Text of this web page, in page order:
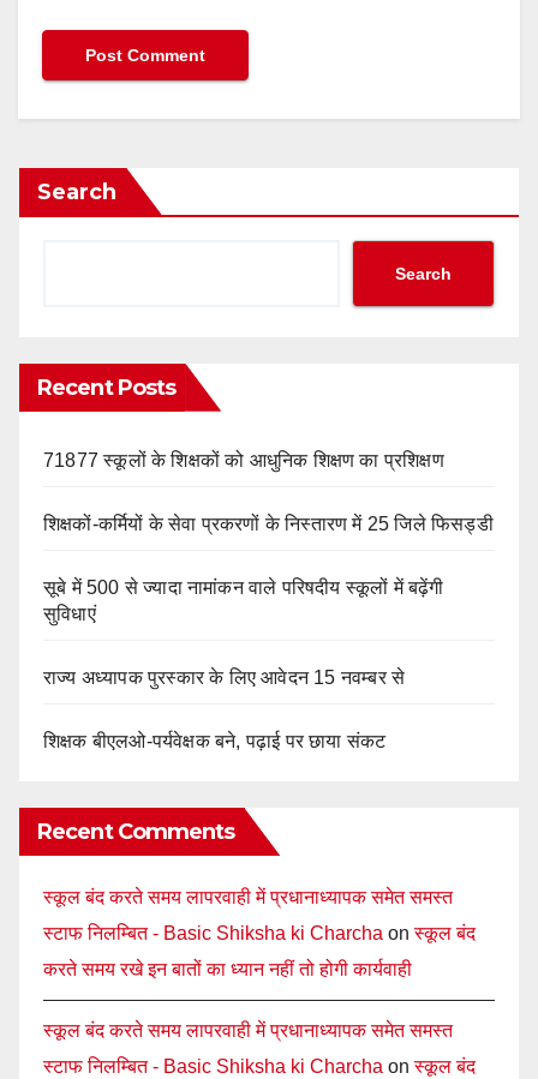
Search
Search
Recent Posts
71877 स्कूलों के शिक्षकों को आधुनिक शिक्षण का प्रशिक्षण
शिक्षकों-कर्मियों के सेवा प्रकरणों के निस्तारण में 25 जिले फिसड्डी
सूबे में 500 से ज्यादा नामांकन वाले परिषदीय स्कूलों में बढ़ेंगी
सुविधाएं
राज्य अध्यापक पुरस्कार के लिए आवेदन 15 नवम्बर से
शिक्षक बीएलओ-पर्यवेक्षक बने, पढ़ाई पर छाया संकट
Recent Comments
स्कूल बंद करते समय लापरवाही में प्रधानाध्यापक समेत समस्त
स्टाफ निलम्बित - Basic Shiksha ki Charcha onस्कूल बंद
करते समय रखे इन बातों का ध्यान नहीं तो होगी कार्यवाही
स्कूल बंद करते समय लापरवाही में प्रधानाध्यापक समेत समस्त
स्टाफ निलम्बित - Basic Shiksha ki Charcha onस्कूल बंद